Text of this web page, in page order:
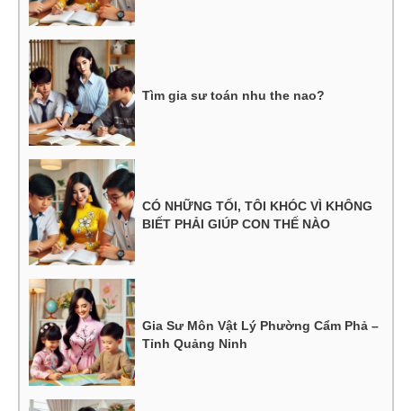
Tìm gia sư toán nhu the nao?
CÓ NHỮNG TỐI, TÔI KHÓC VÌ KHÔNG
BIẾT PHẢI GIÚP CON THẾ NÀO
Gia Sư Môn Vật Lý Phường Cẩm Phả –
Tỉnh Quảng Ninh